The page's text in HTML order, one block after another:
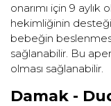
onarımı için 9
hekimliğinin
bebeğin
sağlanabilir. Bu
olması sağlanabilir.
Damak -